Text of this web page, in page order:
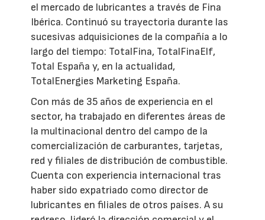
el mercado de lubricantes a través de Fina
Ibérica. Continuó su trayectoria durante las
sucesivas adquisiciones de la compañía a lo
largo del tiempo: TotalFina, TotalFinaElf,
Total España y, en la actualidad,
TotalEnergies Marketing España.
Con más de 35 años de experiencia en el
sector, ha trabajado en diferentes áreas de
la multinacional dentro del campo de la
comercialización de carburantes, tarjetas,
red y filiales de distribución de combustible.
Cuenta con experiencia internacional tras
haber sido expatriado como director de
lubricantes en filiales de otros países. A su